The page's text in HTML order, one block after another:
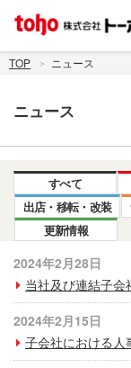
会社案内
株主・投資家情報
トーホーグループ
ニュース
採用情報
お問い合わせ
電子公告
TOP ニュース
ニュース
すべて
出店・移転・改装
更新情報
2024年2月28日
当社及び連結子
2024年2月15日
子会社における人